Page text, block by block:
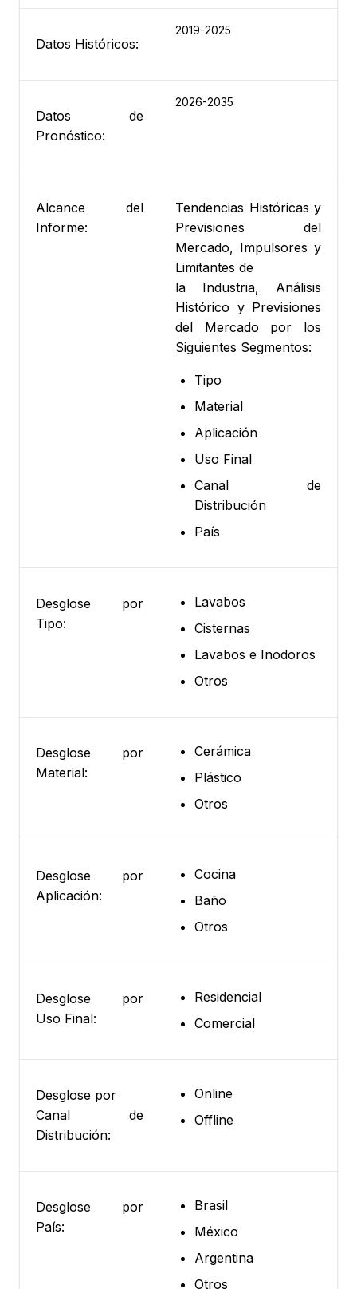
Datos Históricos:
2019-2025
Datos de
Pronóstico:
2026-2035
Alcance del
Informe:
Tendencias Históricas y
Previsiones del
Mercado, Impulsores y
Limitantes de
la Industria, Análisis
Histórico y Previsiones
del Mercado por los
Siguientes Segmentos:
Tipo
Material
Aplicación
Uso Final
Canal de
Distribución
País
Desglose por
Tipo:
Lavabos
Cisternas
Lavabos e Inodoros
Otros
Desglose por
Material:
Cerámica
Plástico
Otros
Desglose por
Aplicación:
Cocina
Baño
Otros
Desglose por
Uso Final:
Residencial
Comercial
Desglose por
Canal de
Distribución:
Online
Offline
Desglose por
País:
Brasil
México
Argentina
Otros